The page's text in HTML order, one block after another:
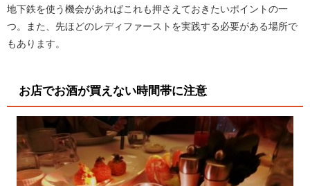
地下鉄を使う機会があればこれも押さえておきたいポイントの一
つ。また、先ほどのレディファーストを実践する必要がある場所で
もあります。
お店でお酒が買えない時間帯に注意